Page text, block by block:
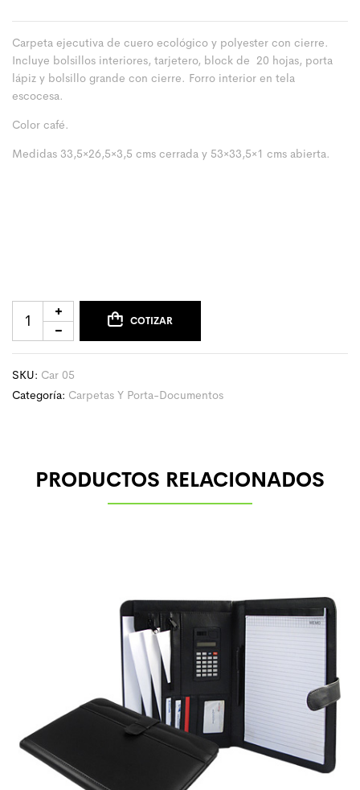
Carpeta ejecutiva de cuero ecológico y polyester con cierre.
Incluye bolsillos interiores, tarjetero, block de 20 hojas, porta
lápiz y bolsillo grande con cierre. Forro interior en tela
escocesa.
Color café.
Medidas 33,5×26,5×3,5 cms cerrada y 53×33,5×1 cms abierta.
COTIZAR
SKU: Car 05
Categoría: Carpetas Y Porta-Documentos
PRODUCTOS RELACIONADOS